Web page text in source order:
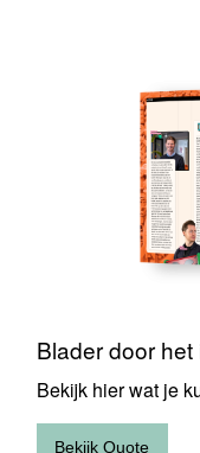
inkijkexemplaar
Blader door
Bekijk hier wat je
Bekijk Quote